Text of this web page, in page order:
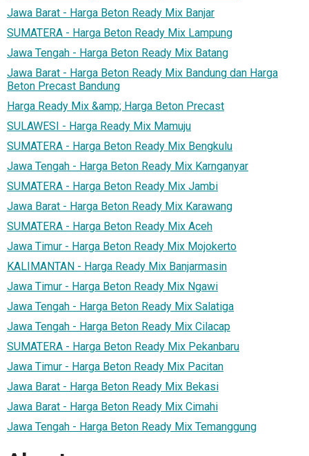
Jawa Barat - Harga Beton Ready Mix Banjar
SUMATERA - Harga Beton Ready Mix Lampung
Jawa Tengah - Harga Beton Ready Mix Batang
Jawa Barat - Harga Beton Ready Mix Bandung dan Harga
Beton Precast Bandung
Harga Ready Mix &amp; Harga Beton Precast
SULAWESI - Harga Ready Mix Mamuju
SUMATERA - Harga Beton Ready Mix Bengkulu
Jawa Tengah - Harga Beton Ready Mix Karnganyar
SUMATERA - Harga Beton Ready Mix Jambi
Jawa Barat - Harga Beton Ready Mix Karawang
SUMATERA - Harga Beton Ready Mix Aceh
Jawa Timur - Harga Beton Ready Mix Mojokerto
KALIMANTAN - Harga Ready Mix Banjarmasin
Jawa Timur - Harga Beton Ready Mix Ngawi
Jawa Tengah - Harga Beton Ready Mix Salatiga
Jawa Tengah - Harga Beton Ready Mix Cilacap
SUMATERA - Harga Beton Ready Mix Pekanbaru
Jawa Timur - Harga Beton Ready Mix Pacitan
Jawa Barat - Harga Beton Ready Mix Bekasi
Jawa Barat - Harga Beton Ready Mix Cimahi
Jawa Tengah - Harga Beton Ready Mix Temanggung